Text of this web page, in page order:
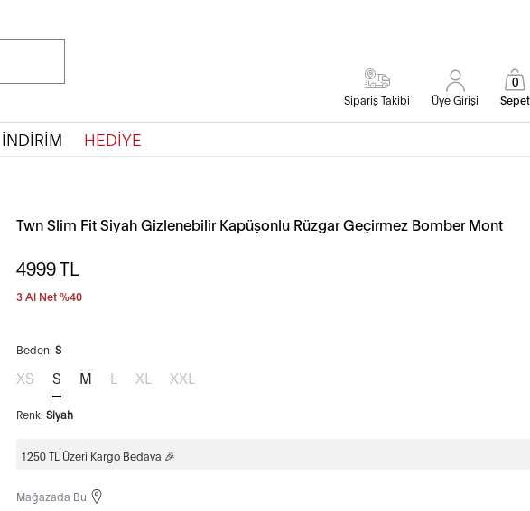
Sipariş Takibi Üye Girişi Sepet
0
İNDİRİM HEDİYE
Twn Slim Fit Siyah Gizlenebilir Kapüşonlu Rüzgar Geçirmez Bomber Mont
4999TL
3 Al Net %40
Beden: S
XS S M L XL XXL
Renk: Siyah
1250 TL Üzeri Kargo Bedava 🎉
Mağazada Bul